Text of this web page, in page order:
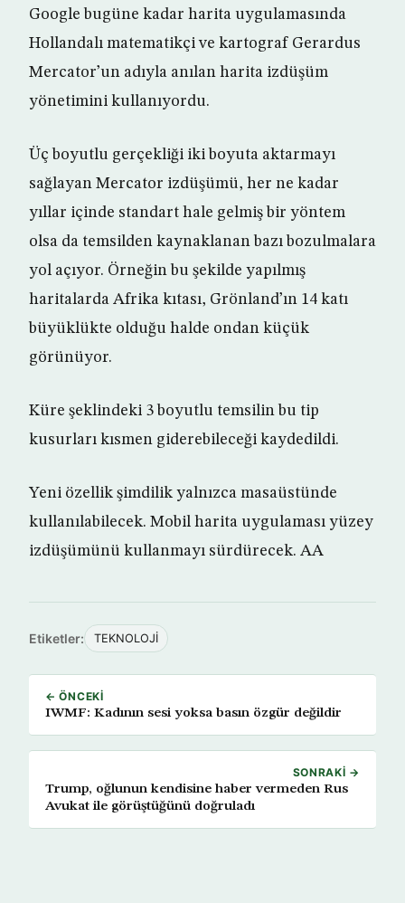
Google bugüne kadar harita uygulamasında
Hollandalı matematikçi ve kartograf Gerardus
Mercator’un adıyla anılan harita izdüşüm
yönetimini kullanıyordu.
Üç boyutlu gerçekliği iki boyuta aktarmayı
sağlayan Mercator izdüşümü, her ne kadar
yıllar içinde standart hale gelmiş bir yöntem
olsa da temsilden kaynaklanan bazı bozulmalara
yol açıyor. Örneğin bu şekilde yapılmış
haritalarda Afrika kıtası, Grönland’ın 14 katı
büyüklükte olduğu halde ondan küçük
görünüyor.
Küre şeklindeki 3 boyutlu temsilin bu tip
kusurları kısmen giderebileceği kaydedildi.
Yeni özellik şimdilik yalnızca masaüstünde
kullanılabilecek. Mobil harita uygulaması yüzey
izdüşümünü kullanmayı sürdürecek. AA
Etiketler: TEKNOLOJİ
← ÖNCEKI
IWMF: Kadının sesi yoksa basın özgür değildir
SONRAKI →
Trump, oğlunun kendisine haber vermeden Rus
Avukat ile görüştüğünü doğruladı